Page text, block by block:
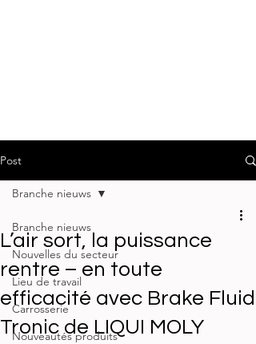
Post
Branche nieuws
Nouvelles du secteur
Lieu de travail
Carrosserie
Nouveautés produits
Branche nieuws
L’air sort, la puissance
rentre – en toute
efficacité avec Brake Fluid
Tronic de LIQUI MOLY